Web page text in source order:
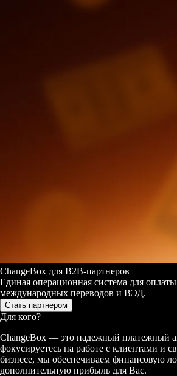
ChangeBox для B2B-партнеров
Единая операционная система для оплаты
международных переводов и ВЭД.
Стать партнером
Для кого?
ChangeBox — это надежный платежный
фокусируетесь на работе с клиентами и
бизнесе, мы обеспечиваем финансовую
дополнительную прибыль для Вас.